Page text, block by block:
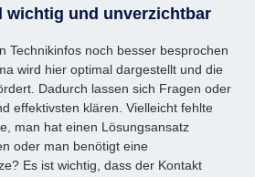
wichtig und unverzichtbar
Technikinfos noch besser besprochen
wird hier optimal dargestellt und die
Dadurch lassen sich Fragen oder
effektivsten klären. Vielleicht fehlte
man hat einen Lösungsansatz
oder man benötigt eine
Es ist wichtig, dass der Kontakt